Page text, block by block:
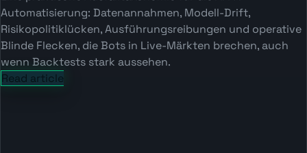
Automatisierung: Datenannahmen, Modell-Drift,
Risikopolitiklücken, Ausführungsreibungen und operative
Blinde Flecken, die Bots in Live-Märkten brechen, auch
wenn Backtests stark aussehen.
Read article